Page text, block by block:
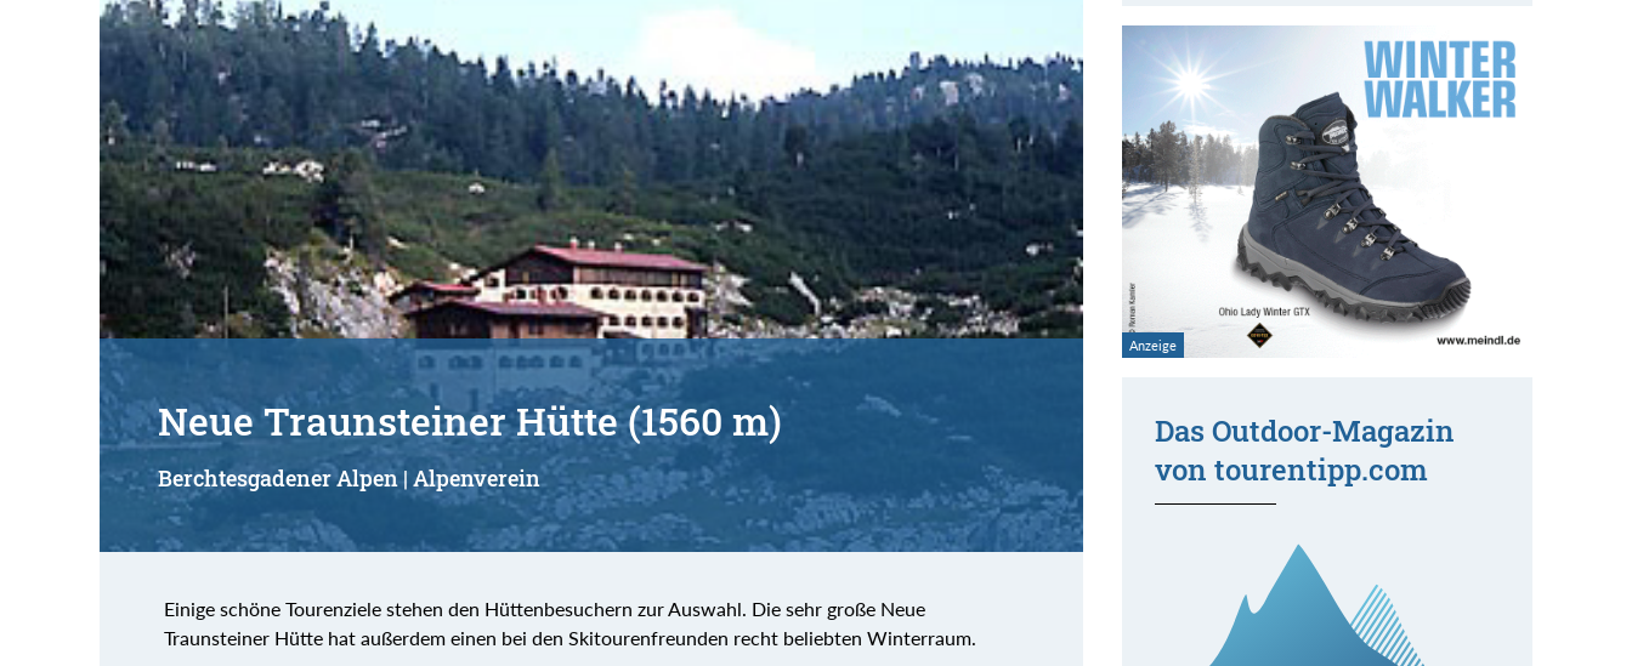
Neue Traunsteiner Hütte (1560 m)
Berchtesgadener Alpen | Alpenverein
Einige schöne Tourenziele stehen den Hüttenbesuchern zur Auswahl. Die sehr große Neue
Traunsteiner Hütte hat außerdem einen bei den Skitourenfreunden recht beliebten Winterraum.
Das Outdoor-Magazin
von tourentipp.com